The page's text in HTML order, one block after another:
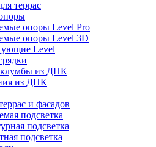
террас
опоры Level Pro
опоры Level 3D
Level
клумбы из ДПК
из ДПК
и фасадов
подсветка
подсветка
подсветка